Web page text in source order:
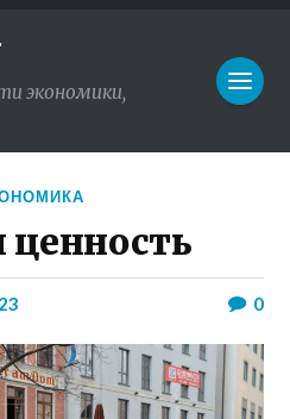
экономики,
ценность
0